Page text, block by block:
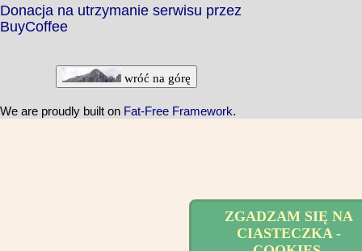
ZGADZAM SIĘ NA
CIASTECZKA -
Donacja na utrzymanie serwisu przez
BuyCoffee
wróć na górę
We are proudly built on Fat-Free Framework.